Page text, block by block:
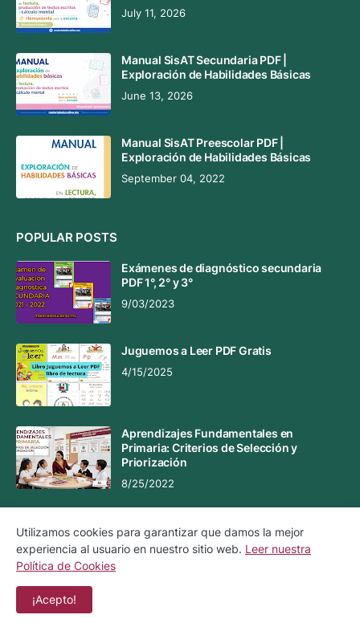
July 11, 2026
Manual SisAT Secundaria PDF |
Exploración de Habilidades Básicas
June 13, 2026
Manual SisAT Preescolar PDF |
Exploración de Habilidades Básicas
September 04, 2022
POPULAR POSTS
Exámenes de diagnóstico secundaria
PDF 1°, 2° y 3°
9/03/2023
Juguemos a Leer PDF Gratis
4/15/2025
Aprendizajes Fundamentales en
Primaria: Criterios de Selección y
Priorización
8/25/2022
Copyright ©
Aviso Legal Aviso de Privacidad
Política de Cookies
Utilizamos cookies para garantizar que damos la mejor
experiencia al usuario en nuestro sitio web. Leer nuestra
Política de Cookies
¡Acepto!